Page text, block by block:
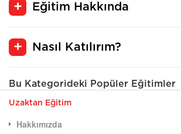
Eğitim Hakkında
Nasıl Katılırım?
Bu Kategorideki Popüler Eğitimler
Uzaktan Eğitim
Hakkımızda